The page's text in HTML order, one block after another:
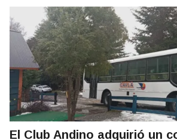
El Club Andino adquirió un